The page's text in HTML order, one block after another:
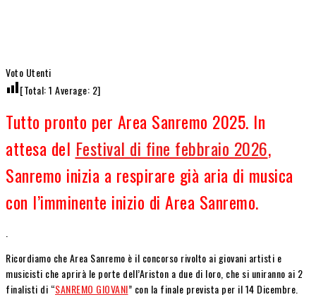
Voto Utenti
[Total:1 Average: 2]
Tutto pronto per Area Sanremo 2025. In
attesa del Festival di fine febbraio 2026,
Sanremo inizia a respirare già aria di musica
con l’imminente inizio di Area Sanremo.
Ricordiamo che Area Sanremo è il concorso rivolto ai giovani artisti e
musicisti che aprirà le porte dell’Ariston a due di loro, che si uniranno ai 2
finalisti di “SANREMO GIOVANI” con la finale prevista per il 14 Dicembre.